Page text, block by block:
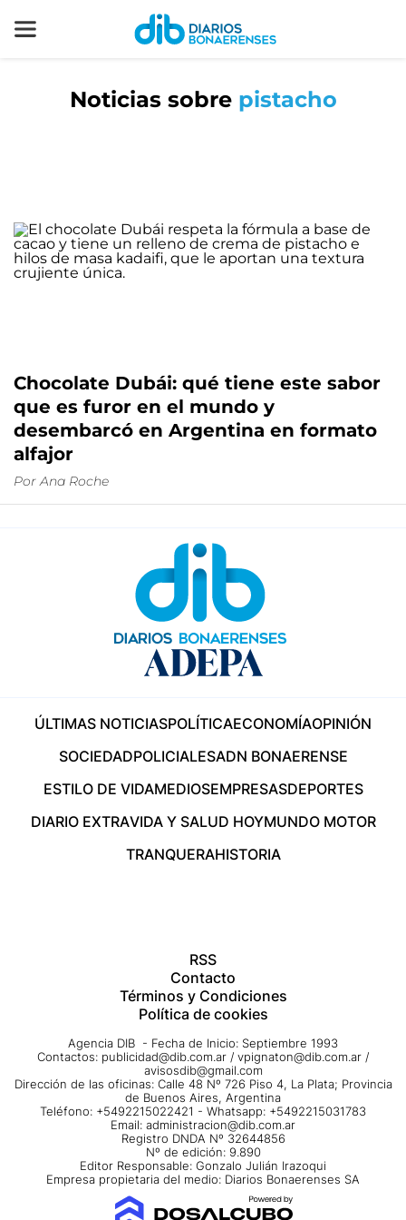
Noticias sobre pistacho
Chocolate Dubái: qué tiene este sabor
que es furor en el mundo y
desembarcó en Argentina en formato
alfajor
Por Ana Roche
ÚLTIMAS NOTICIASPOLÍTICAECONOMÍAOPINIÓN
SOCIEDADPOLICIALESADN BONAERENSE
ESTILO DE VIDAMEDIOSEMPRESASDEPORTES
DIARIO EXTRAVIDA Y SALUD HOYMUNDO MOTOR
TRANQUERAHISTORIA
RSS
Contacto
Términos y Condiciones
Política de cookies
Agencia DIB - Fecha de Inicio: Septiembre 1993
Contactos: publicidad@dib.com.ar / vpignaton@dib.com.ar /
avisosdib@gmail.com
Dirección de las oficinas: Calle 48 Nº 726 Piso 4, La Plata; Provincia
de Buenos Aires, Argentina
Teléfono: +5492215022421 - Whatsapp: +5492215031783
Email: administracion@dib.com.ar
Registro DNDA Nº 32644856
Nº de edición: 9.890
Editor Responsable: Gonzalo Julián Irazoqui
Empresa propietaria del medio: Diarios Bonaerenses SA